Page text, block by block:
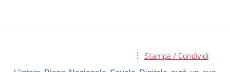
Stampa / Condividi